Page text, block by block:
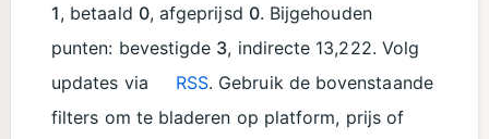
1, betaald 0, afgeprijsd 0. Bijgehouden
punten: bevestigde 3, indirecte 13,222. Volg
updates via
RSS. Gebruik de bovenstaande
filters om te bladeren op platform, prijs of